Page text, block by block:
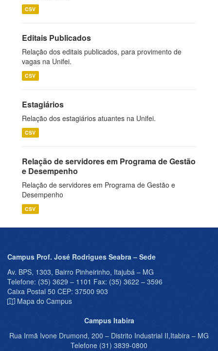
CSV
Editais Publicados
Relação dos editais publicados, para provimento de
vagas na Unifei.
CSV
Estagiários
Relação dos estagiários atuantes na Unifei.
CSV
Relação de servidores em Programa de Gestão
e Desempenho
Relação de servidores em Programa de Gestão e
Desempenho
CSV
Campus Prof. José Rodrigues Seabra – Sede
Av. BPS, 1303, Bairro Pinheirinho, Itajubá – MG
Telefone: (35) 3629 – 1101 Fax: (35) 3622 – 3596
Caixa Postal 50 CEP: 37500 903
Mapa do Campus
Campus Itabira
Rua Irmã Ivone Drumond, 200 – Distrito Industrial II,Itabira – MG
Telefone (31) 3839-0800